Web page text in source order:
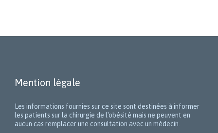
Mention légale
Les informations fournies sur ce site sont destinées à informer
les patients sur la chirurgie de l'obésité mais ne peuvent en
aucun cas remplacer une consultation avec un médecin.